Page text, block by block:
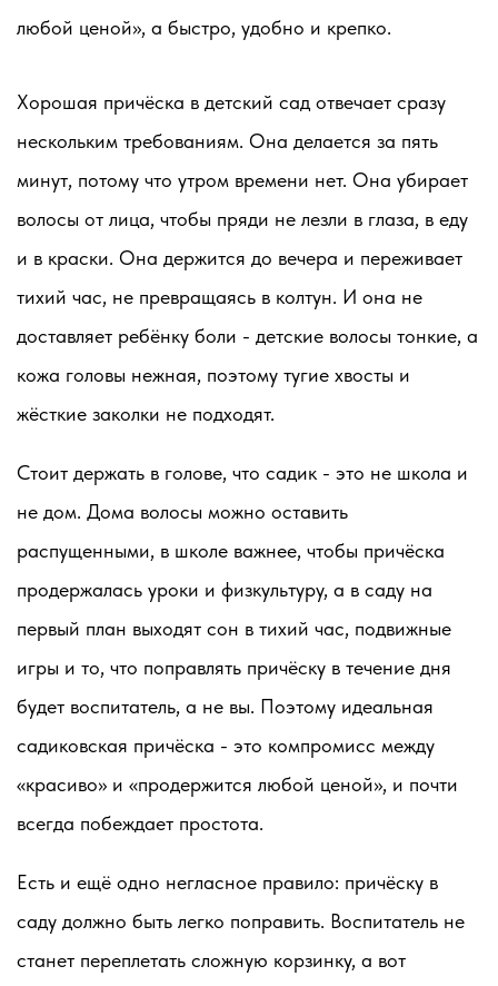
любой ценой», а быстро, удобно и крепко.
Хорошая причёска в детский сад отвечает сразу
нескольким требованиям. Она делается за пять
минут, потому что утром времени нет. Она убирает
волосы от лица, чтобы пряди не лезли в глаза, в еду
и в краски. Она держится до вечера и переживает
тихий час, не превращаясь в колтун. И она не
доставляет ребёнку боли - детские волосы тонкие, а
кожа головы нежная, поэтому тугие хвосты и
жёсткие заколки не подходят.
Стоит держать в голове, что садик - это не школа и
не дом. Дома волосы можно оставить
распущенными, в школе важнее, чтобы причёска
продержалась уроки и физкультуру, а в саду на
первый план выходят сон в тихий час, подвижные
игры и то, что поправлять причёску в течение дня
будет воспитатель, а не вы. Поэтому идеальная
садиковская причёска - это компромисс между
«красиво» и «продержится любой ценой», и почти
всегда побеждает простота.
Есть и ещё одно негласное правило: причёску в
саду должно быть легко поправить. Воспитатель не
станет переплетать сложную корзинку, а вот